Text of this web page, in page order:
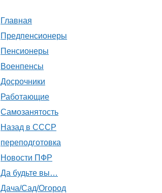
Главная
Предпенсионеры
Пенсионеры
Военпенсы
Досрочники
Работающие
Самозанятость
Назад в СССР
переподготовка
Новости ПФР
Да будьте вы…
Дача/Сад/Огород